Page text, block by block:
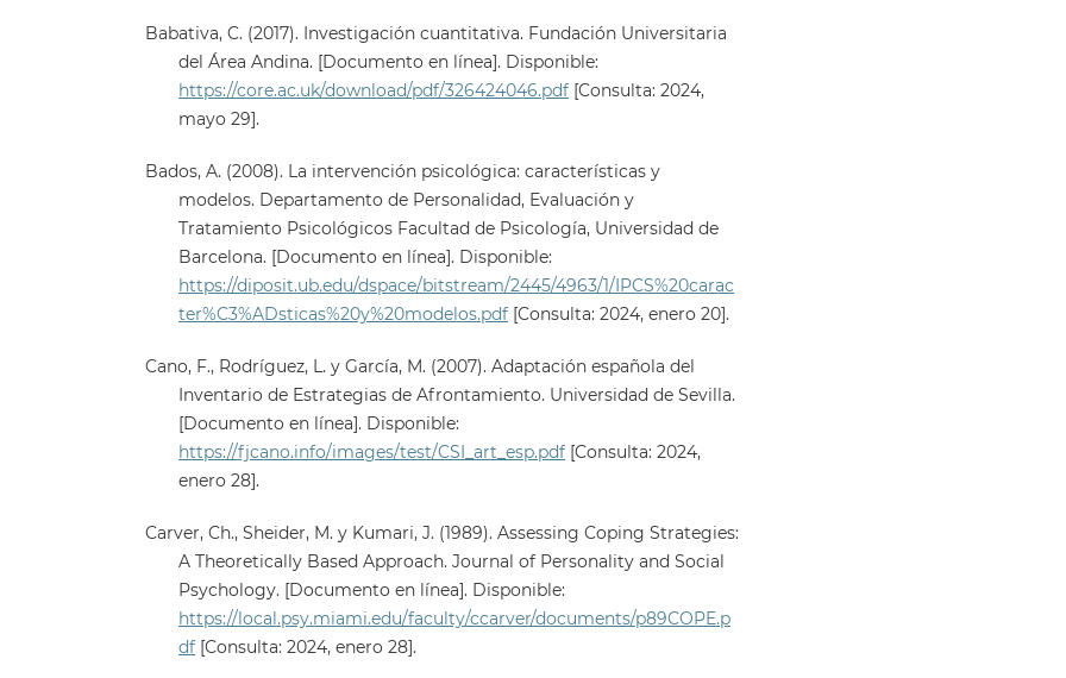
Babativa, C. (2017). Investigación cuantitativa. Fundación Universitaria
del Área Andina. [Documento en línea]. Disponible:
https://core.ac.uk/download/pdf/326424046.pdf [Consulta: 2024,
mayo 29].
Bados, A. (2008). La intervención psicológica: características y
modelos. Departamento de Personalidad, Evaluación y
Tratamiento Psicológicos Facultad de Psicología, Universidad de
Barcelona. [Documento en línea]. Disponible:
https://diposit.ub.edu/dspace/bitstream/2445/4963/1/IPCS%20carac
ter%C3%ADsticas%20y%20modelos.pdf [Consulta: 2024, enero 20].
Cano, F., Rodríguez, L. y García, M. (2007). Adaptación española del
Inventario de Estrategias de Afrontamiento. Universidad de Sevilla.
[Documento en línea]. Disponible:
https://fjcano.info/images/test/CSI_art_esp.pdf [Consulta: 2024,
enero 28].
Carver, Ch., Sheider, M. y Kumari, J. (1989). Assessing Coping Strategies:
A Theoretically Based Approach. Journal of Personality and Social
Psychology. [Documento en línea]. Disponible:
https://local.psy.miami.edu/faculty/ccarver/documents/p89COPE.p
df [Consulta: 2024, enero 28].